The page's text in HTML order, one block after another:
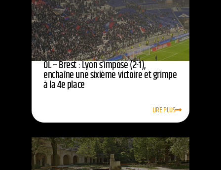
OL – Brest : Lyon s’impose (2-1),
enchaîne une sixième victoire et grimpe
à la 4e place
LIRE PLUS